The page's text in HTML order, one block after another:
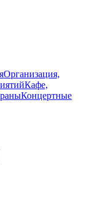
Организация,
Кафе,
Концертные